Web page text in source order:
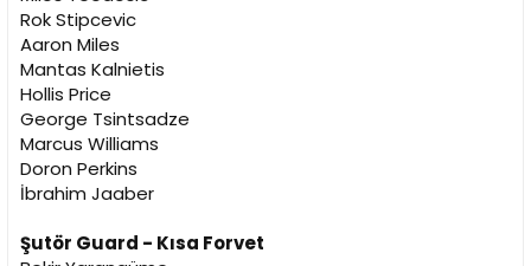
Rok Stipcevic
Aaron Miles
Mantas Kalnietis
Hollis Price
George Tsintsadze
Marcus Williams
Doron Perkins
İbrahim Jaaber
Şutör Guard - Kısa Forvet